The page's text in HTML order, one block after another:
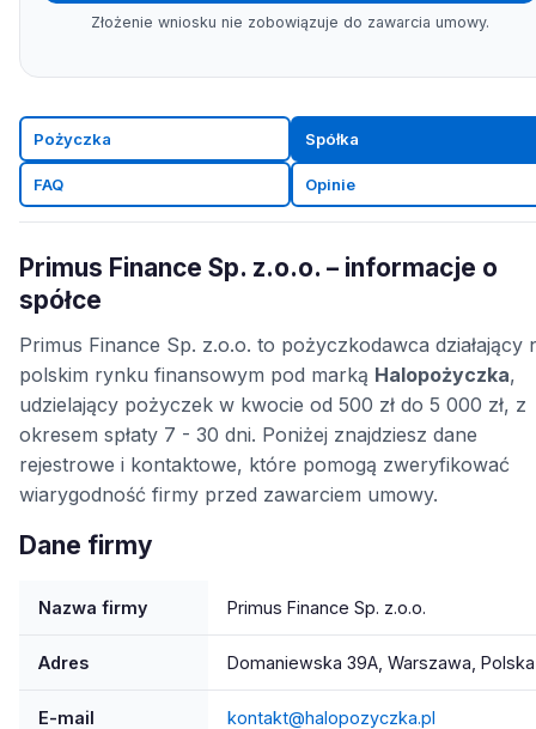
Złożenie wniosku nie zobowiązuje do zawarcia umowy.
Pożyczka Spółka
FAQ Opinie
Primus Finance Sp. z.o.o. – informacje o
spółce
Primus Finance Sp. z.o.o. to pożyczkodawca działający
polskim rynku finansowym pod marką Halopożyczka,
udzielający pożyczek w kwocie od 500 zł do 5 000 zł, z
okresem spłaty 7 - 30 dni. Poniżej znajdziesz dane
rejestrowe i kontaktowe, które pomogą zweryfikować
wiarygodność firmy przed zawarciem umowy.
Dane firmy
Nazwa firmy Primus Finance Sp. z.o.o.
Adres Domaniewska 39A, Warszawa, Polska
E-mail kontakt@halopozyczka.pl